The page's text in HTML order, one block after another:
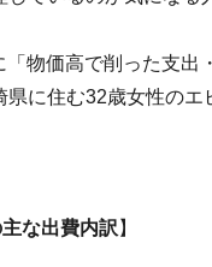
物価高で削った支出
に住む32歳女性のエ
な出費内訳 】